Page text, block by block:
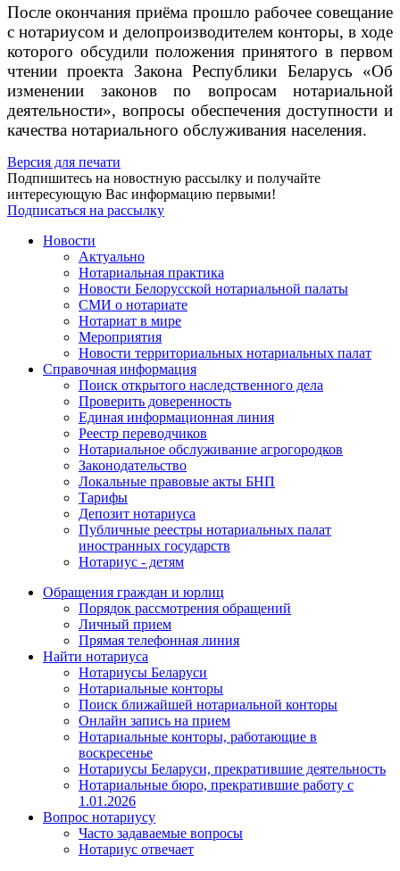
После окончания приёма прошло рабочее совещание
с нотариусом и делопроизводителем конторы, в ходе
которого обсудили положения принятого в первом
чтении проекта Закона Республики Беларусь «Об
изменении законов по вопросам нотариальной
деятельности», вопросы обеспечения доступности и
качества нотариального обслуживания населения.
Версия для печати
Подпишитесь на новостную рассылку и получайте
интересующую Вас информацию первыми!
Подписаться на рассылку
Новости
Актуально
Нотариальная практика
Новости Белорусской нотариальной палаты
СМИ о нотариате
Нотариат в мире
Мероприятия
Новости территориальных нотариальных палат
Справочная информация
Поиск открытого наследственного дела
Проверить доверенность
Единая информационная линия
Реестр переводчиков
Нотариальное обслуживание агрогородков
Законодательство
Локальные правовые акты БНП
Тарифы
Депозит нотариуса
Публичные реестры нотариальных палат
иностранных государств
Нотариус - детям
Обращения граждан и юрлиц
Порядок рассмотрения обращений
Личный прием
Прямая телефонная линия
Найти нотариуса
Нотариусы Беларуси
Нотариальные конторы
Поиск ближайшей нотариальной конторы
Онлайн запись на прием
Нотариальные конторы, работающие в
воскресенье
Нотариусы Беларуси, прекратившие деятельность
Нотариальные бюро, прекратившие работу с
1.01.2026
Вопрос нотариусу
Часто задаваемые вопросы
Нотариус отвечает